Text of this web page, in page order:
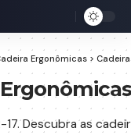
Ergonômicas >
Descubra as